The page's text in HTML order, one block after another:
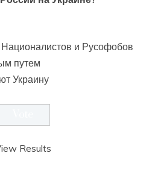
Националистов и Русофобов
путем
Украину
Results